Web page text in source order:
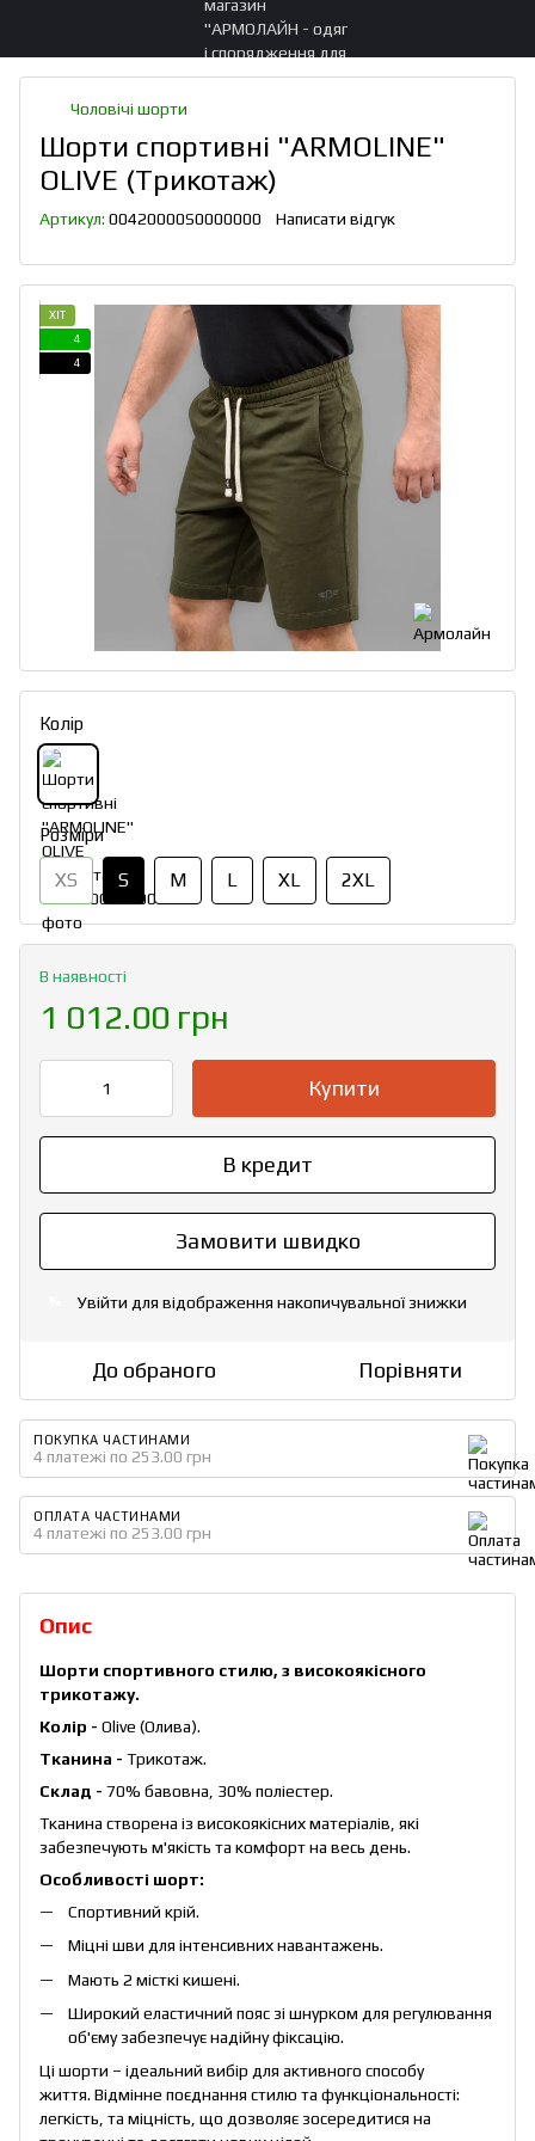
Чоловічі шорти
Шорти спортивні "ARMOLINE"
OLIVE (Трикотаж)
Артикул: 00420000S0000000 Написати відгук
ХІТ
4
4
Колір
Розміри
XS S M L XL 2XL
В наявності
1 012.00 грн
Купити
В кредит
Замовити швидко
Увійти для відображення накопичувальної знижки
До обраного Порівняти
ПОКУПКА ЧАСТИНАМИ
4 платежі по 253.00 грн
ОПЛАТА ЧАСТИНАМИ
4 платежі по 253.00 грн
Опис
Шорти спортивного стилю, з високоякісного
трикотажу.
Колір - Olive (Олива).
Тканина - Трикотаж.
Склад - 70% бавовна, 30% поліестер.
Тканина створена із високоякісних матеріалів, які
забезпечують м'якість та комфорт на весь день.
Особливості шорт:
Спортивний крій.
Міцні шви для інтенсивних навантажень.
Мають 2 місткі кишені.
Широкий еластичний пояс зі шнурком для регулювання
об'єму забезпечує надійну фіксацію.
Ці шорти – ідеальний вибір для активного способу
життя. Відмінне поєднання стилю та функціональності:
легкість, та міцність, що дозволяє зосередитися на